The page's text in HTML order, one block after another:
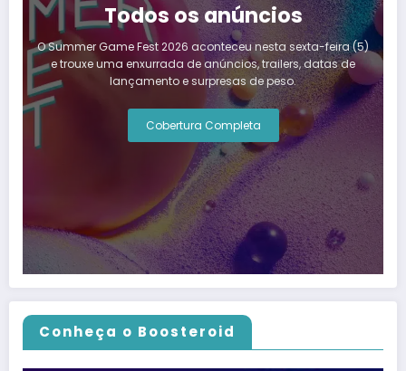
Todos os anúncios
O Summer Game Fest 2026 aconteceu nesta sexta-feira (5)
e trouxe uma enxurrada de anúncios, trailers, datas de
lançamento e surpresas de peso.
Cobertura Completa
Conheça o Boosteroid